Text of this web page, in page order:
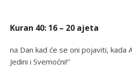
Kuran 40: 16 – 20 ajeta
na Dan kad će se oni pojaviti, kada
Jedini i Svemoćni!”